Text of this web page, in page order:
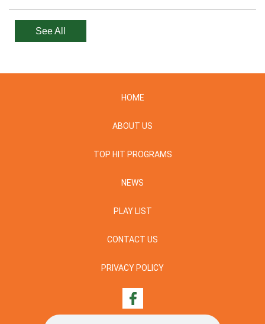
See All
HOME
ABOUT US
TOP HIT PROGRAMS
NEWS
PLAY LIST
CONTACT US
PRIVACY POLICY